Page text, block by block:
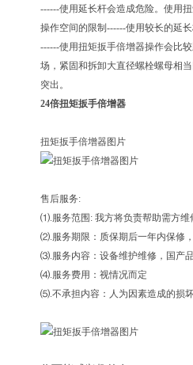
------使用延长杆会造成危险。使用
操作空间的限制------使用较长的延
------使用扭矩扳手倍增器操作会比
场，紧固和拆卸大直径螺栓螺母相
突出。
24倍扭矩扳手倍增器
扭矩扳手倍增器图片
售后服务:
⑴.服务范围: 我方将负责帮助需方维
⑵.服务期限：质保期后一年内保修
⑶.服务内容：设备维护维修，国产
⑷.服务费用：视情况而定
⑸.不承担内容：人为因素造成的损